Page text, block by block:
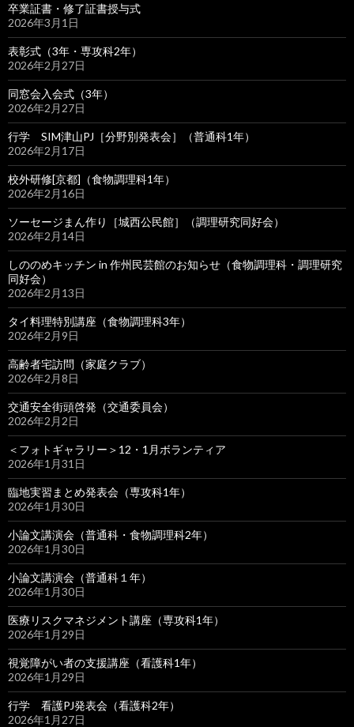
卒業証書・修了証書授与式
2026年3月1日
表彰式（3年・専攻科2年）
2026年2月27日
同窓会入会式（3年）
2026年2月27日
行学 SIM津山PJ［分野別発表会］（普通科1年）
2026年2月17日
校外研修[京都]（食物調理科1年）
2026年2月16日
ソーセージまん作り［城西公民館］（調理研究同好会）
2026年2月14日
しののめキッチン in 作州民芸館のお知らせ（食物調理科・調理研究
同好会）
2026年2月13日
タイ料理特別講座（食物調理科3年）
2026年2月9日
高齢者宅訪問（家庭クラブ）
2026年2月8日
交通安全街頭啓発（交通委員会）
2026年2月2日
＜フォトギャラリー＞12・1月ボランティア
2026年1月31日
臨地実習まとめ発表会（専攻科1年）
2026年1月30日
小論文講演会（普通科・食物調理科2年）
2026年1月30日
小論文講演会（普通科１年）
2026年1月30日
医療リスクマネジメント講座（専攻科1年）
2026年1月29日
視覚障がい者の支援講座（看護科1年）
2026年1月29日
行学 看護PJ発表会（看護科2年）
2026年1月27日